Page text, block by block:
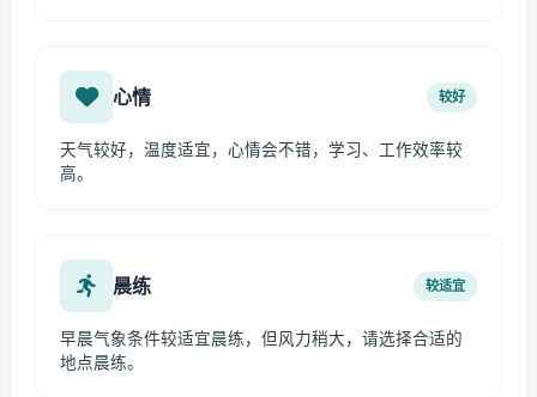
心情 较好
天气较好，温度适宜，心情会不错，学习、工作效率较
高。
晨练 较适宜
早晨气象条件较适宜晨练，但风力稍大，请选择合适的
地点晨练。